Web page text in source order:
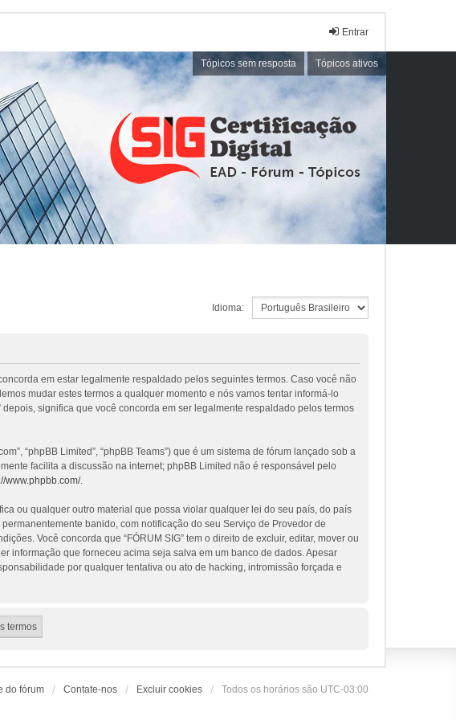
Entrar
Tópicos sem resposta Tópicos ativos
Idioma:
em estar legalmente respaldado pelos seguintes termos. Caso você não
mudar estes termos a qualquer momento e nós vamos tentar informá-lo
significa que você concorda em ser legalmente respaldado pelos termos
“phpBB Limited”, “phpBB Teams”) que é um sistema de fórum lançado sob a
facilita a discussão na internet; phpBB Limited não é responsável pelo
www.phpbb.com/.
ou qualquer outro material que possa violar qualquer lei do seu país, do país
banido, com notificação do seu Serviço de Provedor de
Você concorda que “FÓRUM SIG” tem o direito de excluir, editar, mover ou
informação que forneceu acima seja salva em um banco de dados. Apesar
por qualquer tentativa ou ato de hacking, intromissão forçada e
do fórum Contate-nos Excluir cookies Todos os horários são UTC-03:00